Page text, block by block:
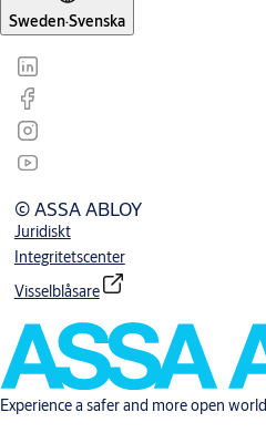
Sweden·Svenska
© ASSA ABLOY
Juridiskt
Integritetscenter
Visselblåsare
Experience a safer and more open world